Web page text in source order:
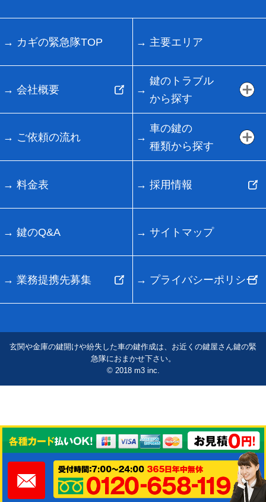
カギの緊急隊TOP 主要エリア
会社概要
鍵のトラブル
から探す
ご依頼の流れ
車の鍵の
種類から探す
料金表 採用情報
鍵のQ&A サイトマップ
業務提携先募集 プライバシーポリシー
玄関や金庫の鍵開けや紛失した車の鍵作成は、お近くの鍵屋さん鍵の緊
急隊におまかせ下さい。
© 2018 m3 inc.